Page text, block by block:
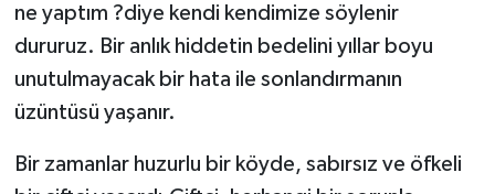
ne yaptım ?diye kendi kendimize söylenir
dururuz. Bir anlık hiddetin bedelini yıllar boyu
unutulmayacak bir hata ile sonlandırmanın
üzüntüsü yaşanır.
Bir zamanlar huzurlu bir köyde, sabırsız ve öfkeli